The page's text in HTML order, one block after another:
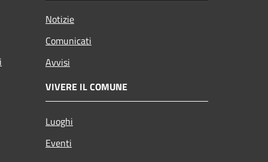
Notizie
Comunicati
Avvisi
VIVERE IL COMUNE
Luoghi
Eventi